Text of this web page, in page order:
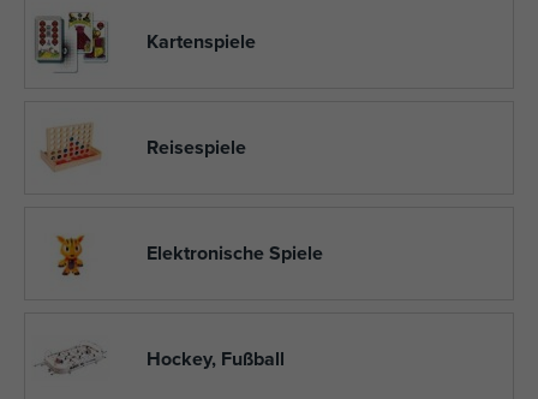
Kartenspiele
Reisespiele
Elektronische Spiele
Hockey, Fußball